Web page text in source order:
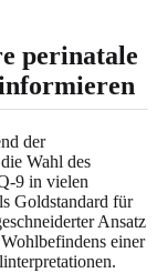
perinatale
der
Wahl des
9 in vielen
Goldstandard für
Ansatz
einer